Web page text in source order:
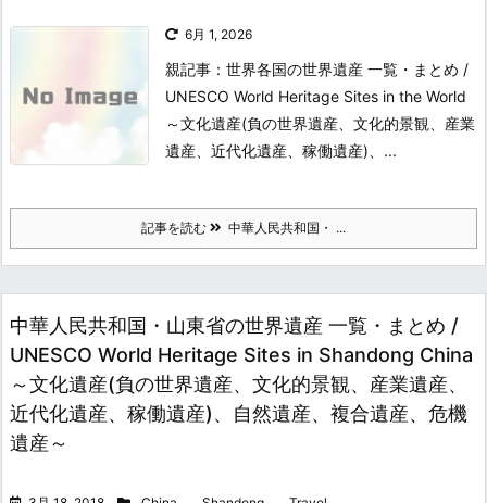
6月 1, 2026
親記事：世界各国の世界遺産 一覧・まとめ /
UNESCO World Heritage Sites in the World
～文化遺産(負の世界遺産、文化的景観、産業
遺産、近代化遺産、稼働遺産)、...
記事を読む 中華人民共和国・ ...
中華人民共和国・山東省の世界遺産 一覧・まとめ /
UNESCO World Heritage Sites in Shandong China
～文化遺産(負の世界遺産、文化的景観、産業遺産、
近代化遺産、稼働遺産)、自然遺産、複合遺産、危機
遺産～